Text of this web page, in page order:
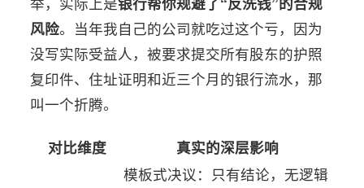
风险。当年我自己的公司就吃过这个亏，因为
没写实际受益人，被要求提交所有股东的护照
复印件、住址证明和近三个月的银行流水，那
叫一个折腾。
对比维度 真实的深层影响
模板式决议：只有结论，无逻辑